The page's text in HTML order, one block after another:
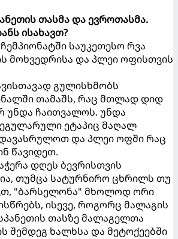
თასმა და ევროთასმა.
ისახავთ?
საუკეთესო რვა
მოხვედრისა და პლეი ოფისთვის
გულისხმობს
თამაშს, რაც მთლად დიდ
უნდა ჩაითვალოს. უნდა
ეტაპიც მაღალ
და პლეი ოფში რაც
წავიდეთ.
დღეს ბევრისთვის
თუმცა სატურნირო ცხრილს თუ
"ბარსელონა" მხოლოდ ორი
ისევე, როგორც მალაგის
თასზე მალაგელთა
შემდეგ ხალხსა და მეტოქეებში